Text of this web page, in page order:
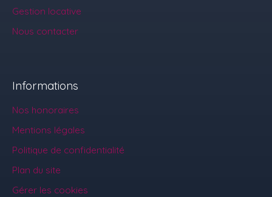
Gestion locative
Nous contacter
Informations
Nos honoraires
Mentions légales
Politique de confidentialité
Plan du site
Gérer les cookies